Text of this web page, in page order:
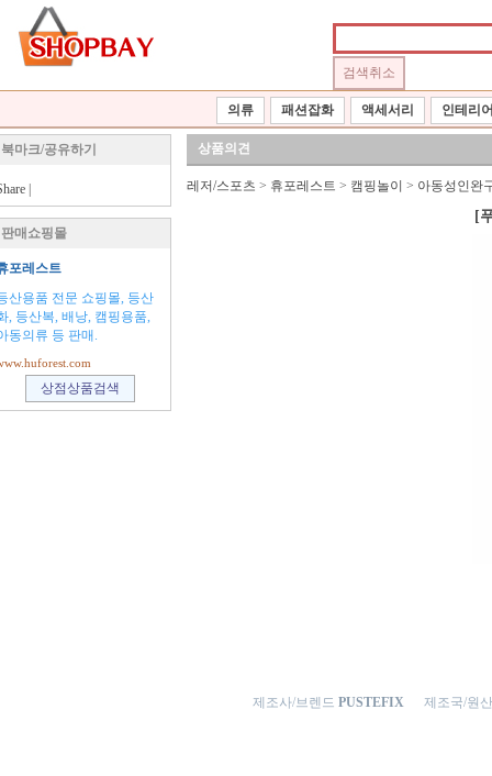
의류 패션잡화 액세서리 인테리
북마크/공유하기
판매쇼핑몰
포레스트
산용품 전문 쇼핑몰, 등산
, 등산복, 배낭, 캠핑용품,
동의류 등 판매.
상품의견
레저/스포츠 > 휴포레스트 > 캠핑놀이 > 아동성인완
[
제조사/브렌드 PUSTEFIX 제조국/원